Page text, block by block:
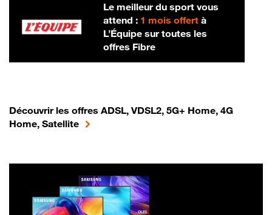
Le meilleur du sport vous
attend : 1 mois offertà
L’Équipe sur toutes les
offres Fibre
Découvrir les offres ADSL, VDSL2, 5G+ Home, 4G
Home, Satellite